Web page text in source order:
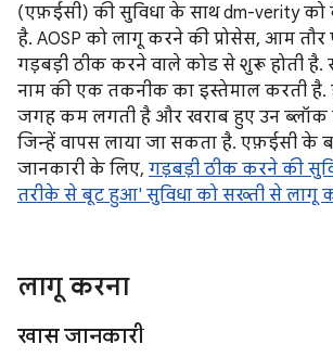
(एफ़ईसी) की सुविधा के साथ dm-verity को
है. AOSP को लागू करने की प्रोसेस, आम तौर
गड़बड़ी ठीक करने वाले कोड से शुरू होती है.
नाम की एक तकनीक का इस्तेमाल करती है.
जगह कम लगती है और खराब हुए उन ब्लॉक
जिन्हें वापस लाया जा सकता है. एफ़ईसी के
जानकारी के लिए, गड़बड़ी ठीक करने की
तरीके से बूट हुआ' सुविधा को सख्ती से लागू
लागू करना
खास जानकारी